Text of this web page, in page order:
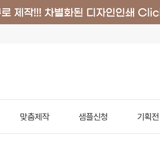
맞춤제작 샘플신청 기획전